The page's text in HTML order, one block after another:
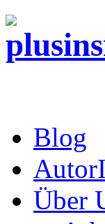
Blog
Über